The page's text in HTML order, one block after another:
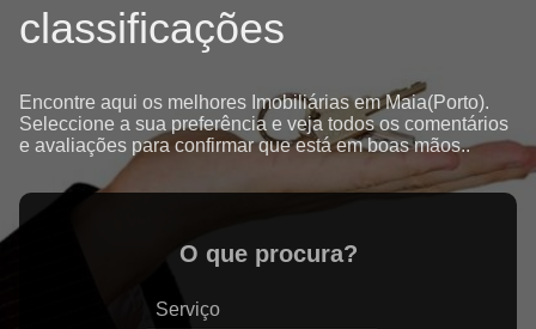
classificações
Encontre aqui os melhores Imobiliárias em Maia(Porto).
Seleccione a sua preferência e veja todos os comentários
e avaliações para confirmar que está em boas mãos..
O que procura?
Serviço